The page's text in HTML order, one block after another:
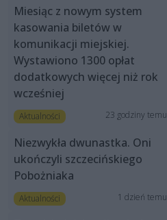
Miesiąc z nowym system
kasowania biletów w
komunikacji miejskiej.
Wystawiono 1300 opłat
dodatkowych więcej niż rok
wcześniej
Aktualności 23 godziny temu
Niezwykła dwunastka. Oni
ukończyli szczecińskiego
Pobożniaka
Aktualności 1 dzień temu